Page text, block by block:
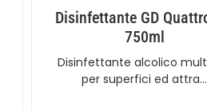
Disinfettante GD
750ml
Disinfettante alcolico
per superfici ed attra…